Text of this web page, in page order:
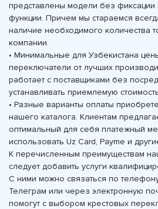
представлены модели без фиксации
функции. Причем мы стараемся
наличие необходимого количества
компании.
• Минимальные для Узбекистана
переключатели от лучших
работает с поставщиками без
устанавливать приемлемую
• Разные варианты оплаты
нашего каталога. Клиентам
оптимальный для себя платежный
использовать Uz Card, Payme и
К перечисленным преимуществам
следует добавить услуги
С ними можно связаться по
Телеграм или через электронную
помогут с выбором крестовых